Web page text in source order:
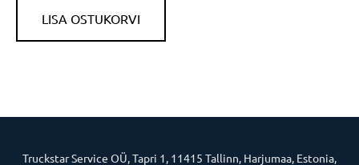
LISA OSTUKORVI
Truckstar Service OÜ, Tapri 1, 11415 Tallinn, Harjumaa, Estonia,